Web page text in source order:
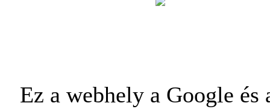
Ez a webhely a Google